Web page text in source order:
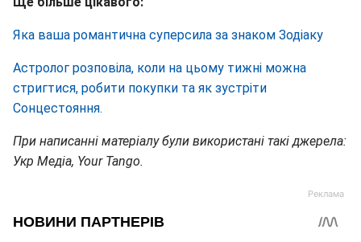
Яка ваша романтична суперсила за знаком Зодіаку
Астролог розповіла, коли на цьому тижні можна
стригтися, робити покупки та як зустріти
Сонцестояння.
При написанні матеріалу були використані такі джерела:
Укр Медіа, Your Tango.